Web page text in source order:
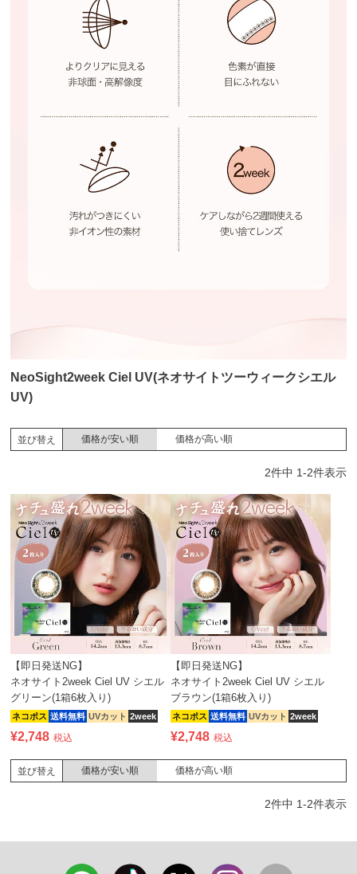
NeoSight2week Ciel UV(ネオサイトツーウィークシエル
UV)
並び替え 価格が安い順 価格が高い順
2件中 1-2件表示
【即日発送NG】
ネオサイト2week Ciel UV シエル
グリーン(1箱6枚入り)
ネコポス 送料無料 UVカット 2week
¥2,748 税込
【即日発送NG】
ネオサイト2week Ciel UV シエル
ブラウン(1箱6枚入り)
ネコポス 送料無料 UVカット 2week
¥2,748 税込
並び替え 価格が安い順 価格が高い順
2件中 1-2件表示